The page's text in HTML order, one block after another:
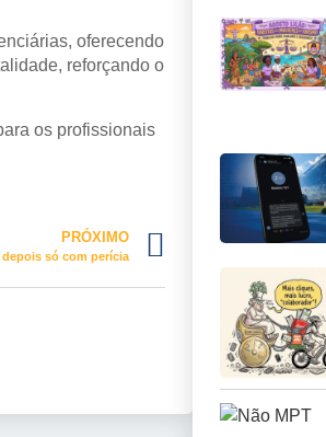
oferecendo
reforçando o
os profissionais
PRÓXIMO
só com perícia